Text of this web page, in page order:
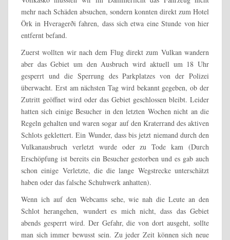
mehr nach Schäden absuchen, sondern konnten direkt zum Hotel
Örk in Hveragerði fahren, dass sich etwa eine Stunde von hier
entfernt befand.
Zuerst wollten wir nach dem Flug direkt zum Vulkan wandern
aber das Gebiet um den Ausbruch wird aktuell um 18 Uhr
gesperrt und die Sperrung des Parkplatzes von der Polizei
überwacht. Erst am nächsten Tag wird bekannt gegeben, ob der
Zutritt geöffnet wird oder das Gebiet geschlossen bleibt. Leider
hatten sich einige Besucher in den letzten Wochen nicht an die
Regeln gehalten und waren sogar auf den Kraterrand des aktiven
Schlots geklettert. Ein Wunder, dass bis jetzt niemand durch den
Vulkanausbruch verletzt wurde oder zu Tode kam (Durch
Erschöpfung ist bereits ein Besucher gestorben und es gab auch
schon einige Verletzte, die die lange Wegstrecke unterschätzt
haben oder das falsche Schuhwerk anhatten).
Wenn ich auf den Webcams sehe, wie nah die Leute an den
Schlot herangehen, wundert es mich nicht, dass das Gebiet
abends gesperrt wird. Der Gefahr, die von dort ausgeht, sollte
man sich immer bewusst sein. Zu jeder Zeit können sich neue